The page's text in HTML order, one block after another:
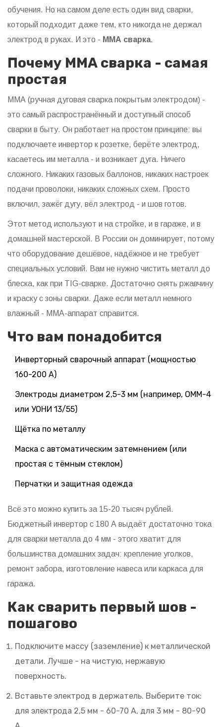
обучения. Но на самом деле есть один вид сварки,
который подходит даже тем, кто никогда не держал
электрод в руках. И это - ММА сварка.
Почему ММА сварка - самая
простая
ММА (ручная дуговая сварка покрытым электродом) -
это самый распространённый и доступный способ
сварки в быту. Он работает на простом принципе: вы
подключаете инвертор к розетке, берёте электрод,
касаетесь им металла - и возникает дуга. Ничего
сложного. Никаких газовых баллонов, никаких настроек
подачи проволоки, никаких сложных схем. Просто
включил, зажёг дугу, вёл электрод - и шов готов.
Этот метод используют и на стройке, и в гараже, и в
домашней мастерской. В России он доминирует, потому
что оборудование дешёвое, надёжное и не требует
специальных условий. Вам не нужно чистить металл до
блеска, как при TIG-сварке. Достаточно снять ржавчину
и краску с зоны сварки. Даже если металл немного
влажный - ММА-аппарат справится.
Что вам понадобится
Инверторный сварочный аппарат (мощностью
160-200 А)
Электроды диаметром 2,5-3 мм (например, ОММ-4
или УОНИ 13/55)
Щётка по металлу
Маска с автоматическим затемнением (или
простая с тёмным стеклом)
Перчатки и защитная одежда
Всё это можно купить за 15-20 тысяч рублей.
Бюджетный инвертор с 180 А выдаёт достаточно тока
для сварки металла до 4 мм - этого хватит для
большинства домашних задач: крепление уголков,
ремонт забора, изготовление навеса или каркаса для
гаража.
Как сварить первый шов -
пошагово
Подключите массу (заземление) к металлической
детали. Лучше - на чистую, нержавую
поверхность.
Вставьте электрод в держатель. Выберите ток:
для электрода 2,5 мм - 60-70 А, для 3 мм - 80-90